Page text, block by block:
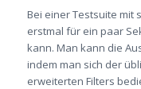
Bei einer Testsuite mit
erstmal für ein paar
kann. Man kann die
indem man sich der
erweiterten Filters